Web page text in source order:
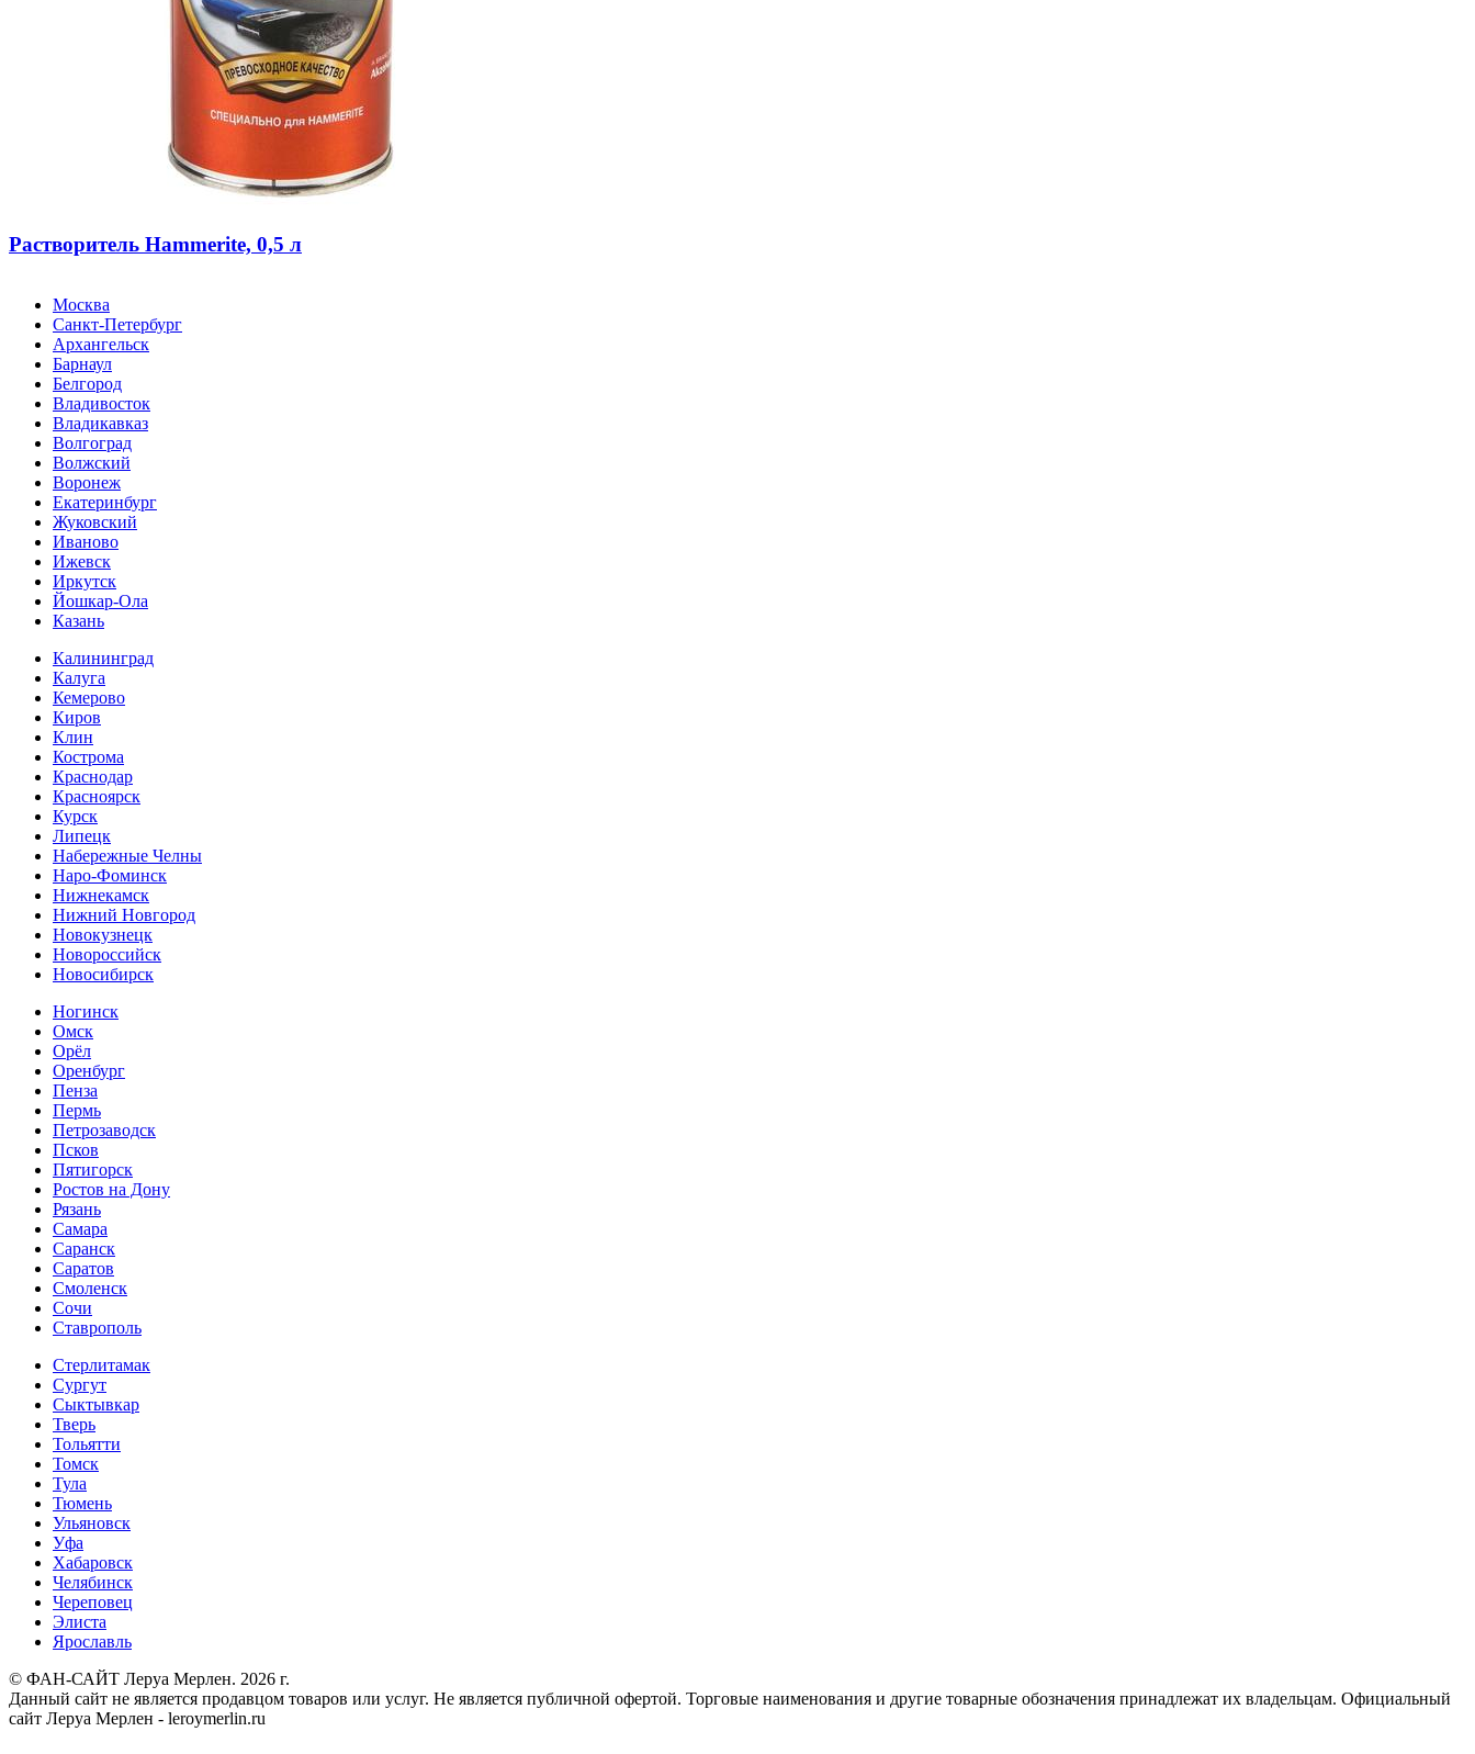
Растворитель Hammerite, 0,5 л
Москва
Санкт-Петербург
Архангельск
Барнаул
Белгород
Владивосток
Владикавказ
Волгоград
Волжский
Воронеж
Екатеринбург
Жуковский
Иваново
Ижевск
Иркутск
Йошкар-Ола
Казань
Калининград
Калуга
Кемерово
Киров
Клин
Кострома
Краснодар
Красноярск
Курск
Липецк
Набережные Челны
Наро-Фоминск
Нижнекамск
Нижний Новгород
Новокузнецк
Новороссийск
Новосибирск
Ногинск
Омск
Орёл
Оренбург
Пенза
Пермь
Петрозаводск
Псков
Пятигорск
Ростов на Дону
Рязань
Самара
Саранск
Саратов
Смоленск
Сочи
Ставрополь
Стерлитамак
Сургут
Сыктывкар
Тверь
Тольятти
Томск
Тула
Тюмень
Ульяновск
Уфа
Хабаровск
Челябинск
Череповец
Элиста
Ярославль
© ФАН-САЙТ Леруа Мерлен. 2026 г.
Данный сайт не является продавцом товаров или услуг. Не является публичной офертой. Торговые наименования и другие товарные обозначения принадлежат их владельцам. Официальный
сайт Леруа Мерлен - leroymerlin.ru